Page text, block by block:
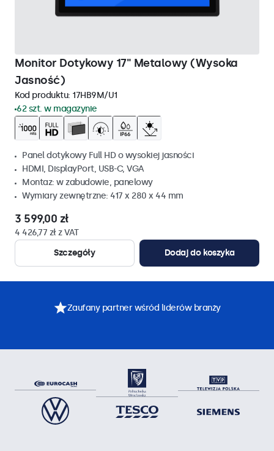
Monitor Dotykowy 17" Metalowy (Wysoka
Jasność)
Kod produktu: 17HB9M/U1
62 szt. w magazynie
Panel dotykowy Full HD o wysokiej jasności
HDMI, DisplayPort, USB-C, VGA
Montaz: w zabudowie, panelowy
Wymiary zewnętrzne: 417 x 280 x 44 mm
3 599,00 zł
4 426,77 zł z VAT
Szczegóły
Dodaj do koszyka
Zaufany partner wśród liderów branży